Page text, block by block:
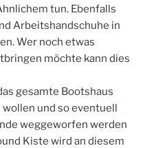
tun. Ebenfalls
Arbeitshandschuhe in
Wer noch etwas
möchte kann dies
gesamte Bootshaus
und so eventuell
weggeworfen werden
Kiste wird an diesem